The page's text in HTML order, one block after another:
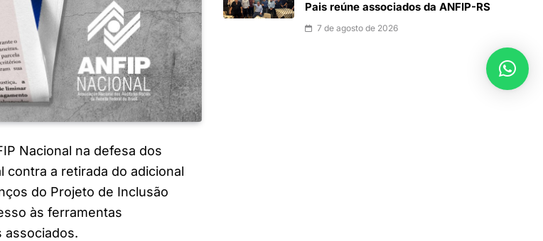
Nacional na defesa dos
contra a retirada do adicional
do Projeto de Inclusão
às ferramentas
associados.
Pais reúne associados da ANFIP-RS
7 de agosto de 2026